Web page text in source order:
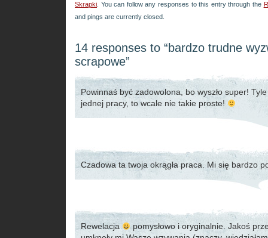
Skrapki . You can follow any responses to this entry through the
and pings are currently closed.
14 responses to “bardzo trudne
scrapowe”
Powinnaś być zadowolona, bo wyszło super!
jednej pracy, to wcale nie takie proste!
Czadowa ta twoja okrągła praca. Mi się bardzo
Rewelacja
pomysłowo i oryginalnie. Jakoś